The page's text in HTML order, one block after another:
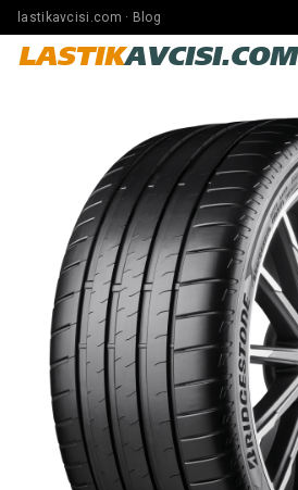
lastikavcisi.com · Blog
LASTIKAVCISI.COM